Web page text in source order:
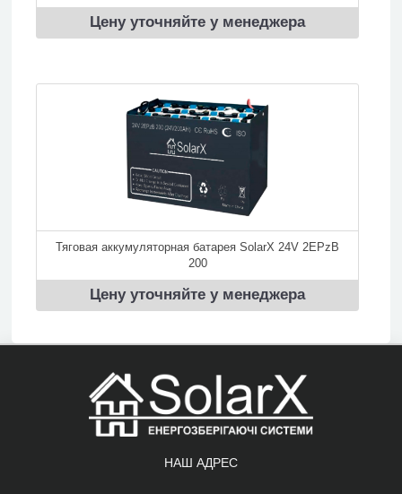
Цену уточняйте у менеджера
Тяговая аккумуляторная батарея SolarX 24V 2EPzB
200
Цену уточняйте у менеджера
НАШ АДРЕС